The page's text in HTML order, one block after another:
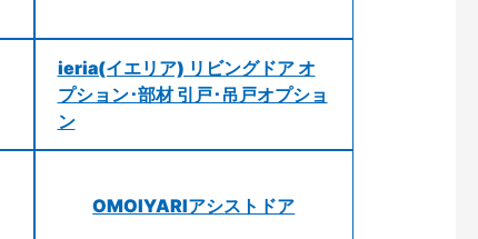
ieria(イエリア) リビングドア オ
プション･部材 引戸･吊戸オプショ
ン
OMOIYARIアシストドア